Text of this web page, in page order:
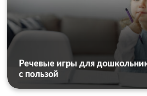
Речевые игры для
с пользой